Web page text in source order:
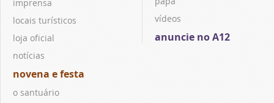
imprensa
locais turísticos
loja oficial
notícias
novena e festa
o santuário
vídeos
anuncie no A12